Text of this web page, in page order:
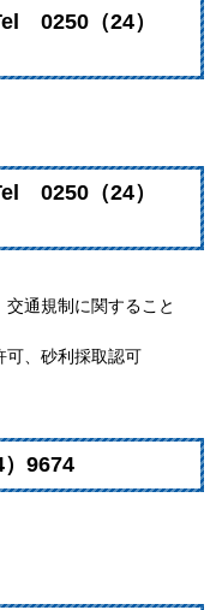
0250（24）
0250（24）
通規制に関すること
可、砂利採取認可
9674